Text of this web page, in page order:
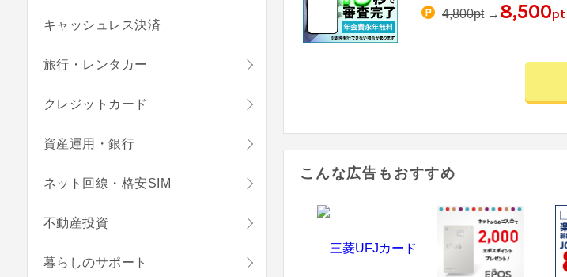
4,800pt→ 8,500pt
こんな広告もおすすめ
キャッシュレス決済
旅行・レンタカー
クレジットカード
資産運用・銀行
ネット回線・格安SIM
不動産投資
暮らしのサポート